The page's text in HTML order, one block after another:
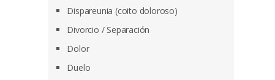
Dispareunia (coito doloroso)
Divorcio / Separación
Dolor
Duelo